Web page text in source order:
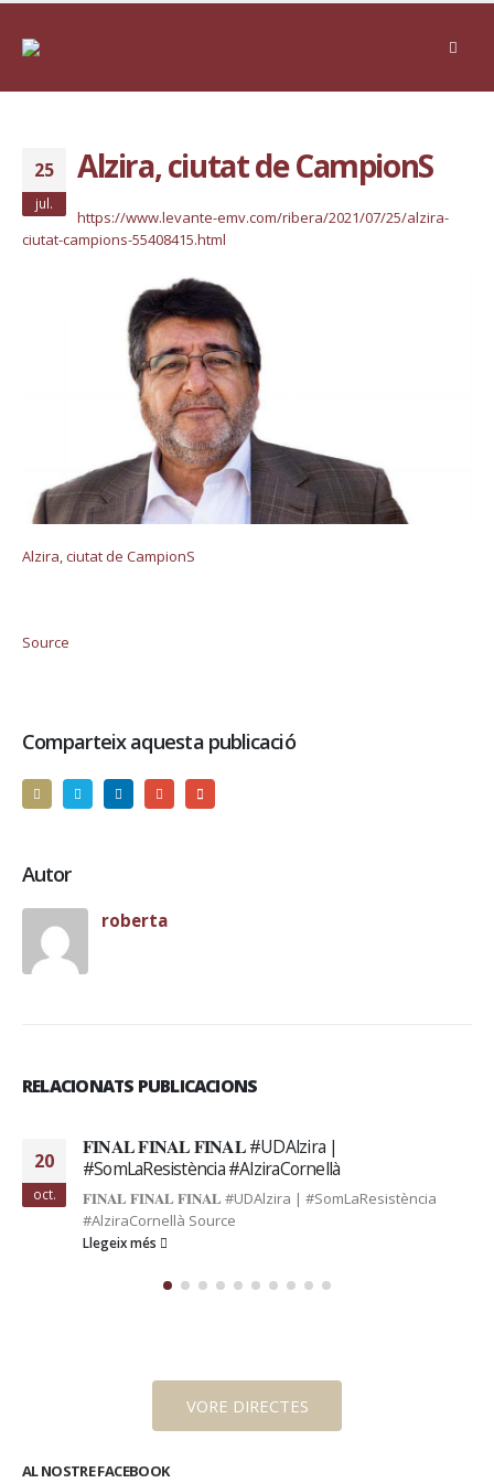
25
jul.
Alzira, ciutat de CampionS
https://www.levante-emv.com/ribera/2021/07/25/alzira-
ciutat-campions-55408415.html
Alzira, ciutat de CampionS
Source
Comparteix aquesta publicació
Autor
roberta
RELACIONATS PUBLICACIONS
20
oct.
𝐅𝐈𝐍𝐀𝐋 𝐅𝐈𝐍𝐀𝐋 𝐅𝐈𝐍𝐀𝐋 #UDAlzira |
#SomLaResistència #AlziraCornellà
𝐅𝐈𝐍𝐀𝐋 𝐅𝐈𝐍𝐀𝐋 𝐅𝐈𝐍𝐀𝐋 #UDAlzira | #SomLaResistència
#AlziraCornellà Source
Llegeix més
VORE DIRECTES
AL NOSTRE FACEBOOK